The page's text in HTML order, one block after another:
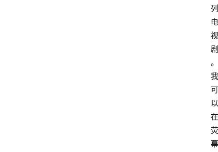
列
电
视
剧
。
我
可
以
在
荧
幕